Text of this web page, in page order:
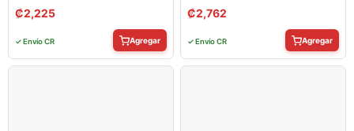
₡2,225
✓ Envío CR Agregar
₡2,762
✓ Envío CR Agregar